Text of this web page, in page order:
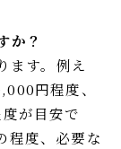
か？
ます。例え
円程度、
が目安で
程度、必要な